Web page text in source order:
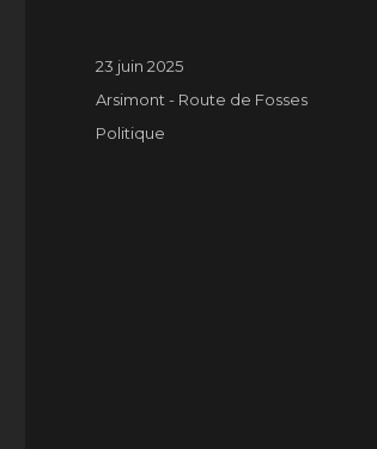
Publié
le
23 juin 2025
Catégories
Arsimont - Route de Fosses
Étiquettes
Politique